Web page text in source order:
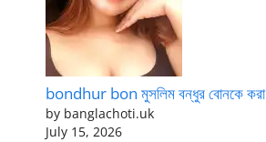
bondhur bon মুসলিম বন্ধুর বোনকে করা
by banglachoti.uk
July 15, 2026